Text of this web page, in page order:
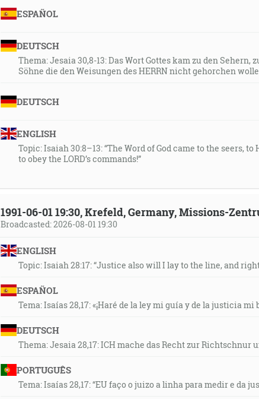
ESPAÑOL
DEUTSCH
Thema: Jesaia 30,8-13: Das Wort Gottes kam zu den
Söhne die den Weisungen des HERRN nicht gehorchen
DEUTSCH
ENGLISH
Topic: Isaiah 30:8–13: “The Word of God came to the seers,
to obey the LORD’s commands!”
1991-06-01 19:30, Krefeld, Germany, Missions-
Broadcasted: 2026-08-01 19:30
ENGLISH
Topic: Isaiah 28:17: “Justice also will I lay to the line, and
ESPAÑOL
Tema: Isaías 28,17: «¡Haré de la ley mi guía y de la justicia mi
DEUTSCH
Thema: Jesaia 28,17: ICH mache das Recht zur Richtschnur
PORTUGUÊS
Tema: Isaías 28,17: “EU faço o juizo a linha para medir e da